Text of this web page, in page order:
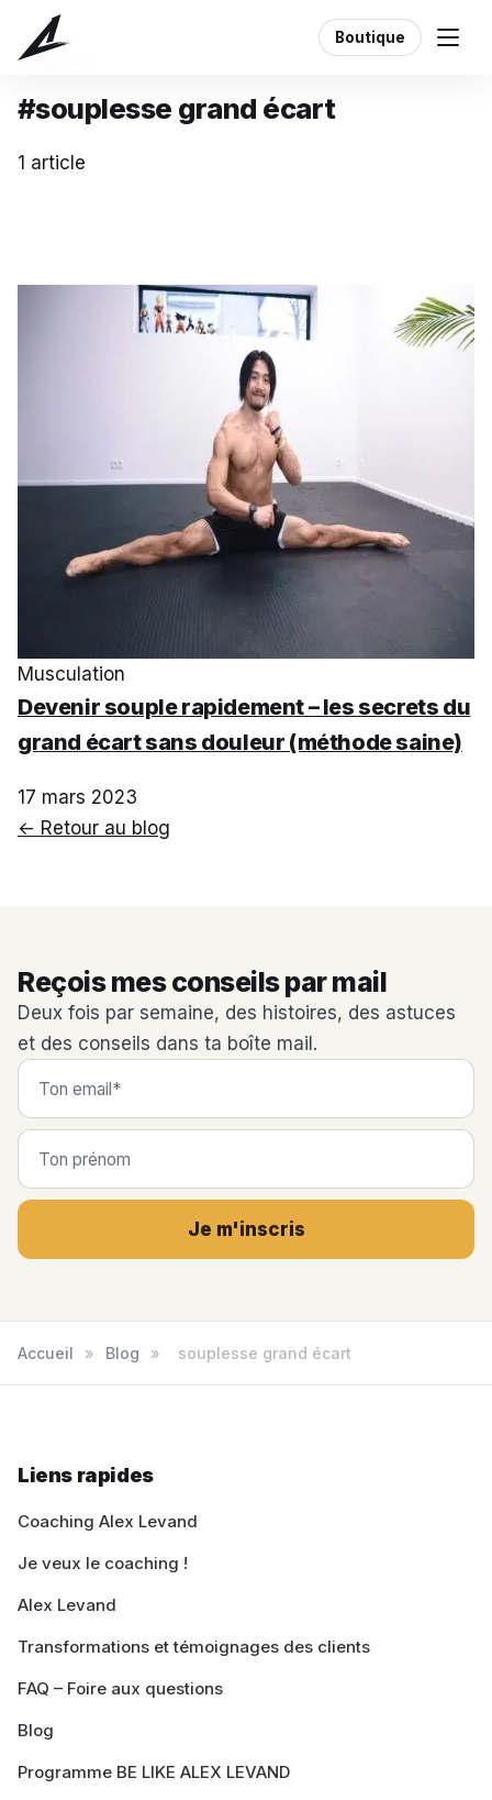
Boutique
Étiquette
#souplesse grand écart
1 article
Musculation
Devenir souple rapidement – les secrets du
grand écart sans douleur (méthode saine)
17 mars 2023
← Retour au blog
Reçois mes conseils par mail
Deux fois par semaine, des histoires, des astuces
et des conseils dans ta boîte mail.
Je m'inscris
Accueil » Blog » souplesse grand écart
Liens rapides
Coaching Alex Levand
Je veux le coaching !
Alex Levand
Transformations et témoignages des clients
FAQ – Foire aux questions
Blog
Programme BE LIKE ALEX LEVAND